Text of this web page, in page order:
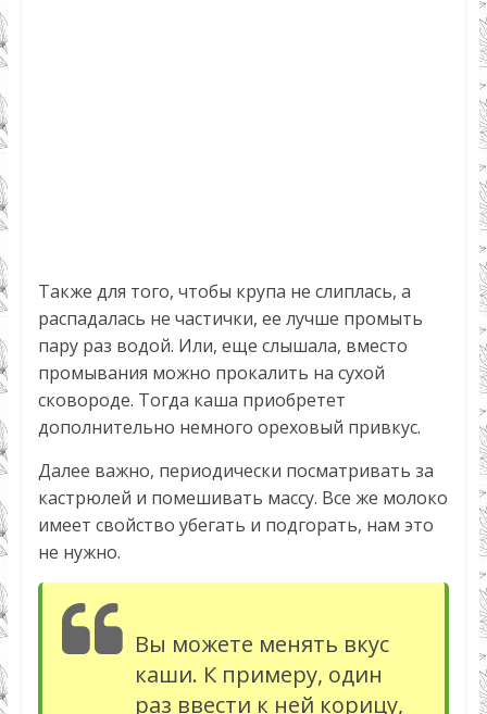
Также для того, чтобы крупа не слиплась, а
распадалась не частички, ее лучше промыть
пару раз водой. Или, еще слышала, вместо
промывания можно прокалить на сухой
сковороде. Тогда каша приобретет
дополнительно немного ореховый привкус.
Далее важно, периодически посматривать за
кастрюлей и помешивать массу. Все же молоко
имеет свойство убегать и подгорать, нам это
не нужно.
Вы можете менять вкус
каши. К примеру, один
раз ввести к ней корицу,